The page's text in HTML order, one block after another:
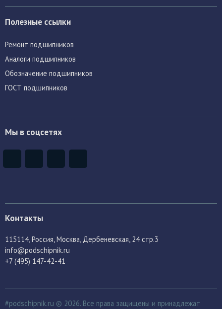
Полезные ссылки
Ремонт подшипников
Аналоги подшипников
Обозначение подшипников
ГОСТ подшипников
Мы в соцсетях
Контакты
115114 , Россия, Москва, Дербеневская, 24 стр.3
info@podschipnik.ru
+7 (495) 147-42-41
#podschipnik.ru © 2026. Все права защищены и принадлежат